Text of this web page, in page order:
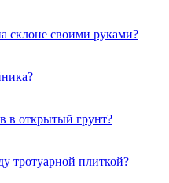
склоне своими руками?
в открытый грунт?
тротуарной плиткой?